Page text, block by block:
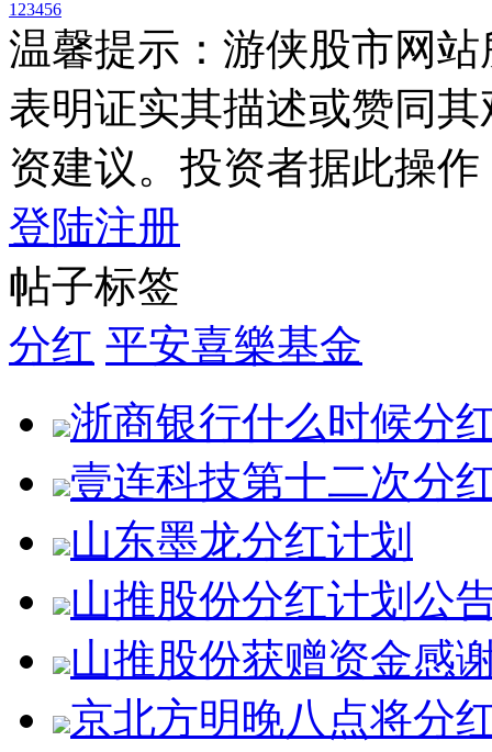
1 23456
温馨提示：游侠股市网
表明证实其描述或赞同
资建议。投资者据此操
登陆注册
帖子标签
分红 平安喜樂基金
浙商银行什么时候分
壹连科技第十二次分
山东墨龙分红计划
山推股份分红计划公
山推股份获赠资金感
京北方明晚八点将分